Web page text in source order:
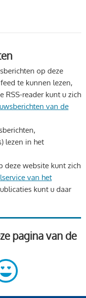
op deze
te kunnen lezen,
RSS-reader kunt u zich
van de
lezen in het
deze website kunt zich
van het
kunt u daar
pagina van de